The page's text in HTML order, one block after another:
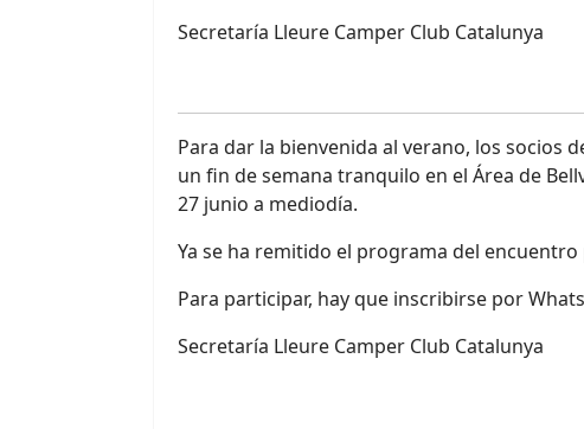
Secretaría Lleure Camper Club Catalunya
Para dar la bienvenida al verano, los socios
un fin de semana tranquilo en el Área de
27 junio a mediodía.
Ya se ha remitido el programa del
Para participar, hay que inscribirse por
Secretaría Lleure Camper Club Catalunya